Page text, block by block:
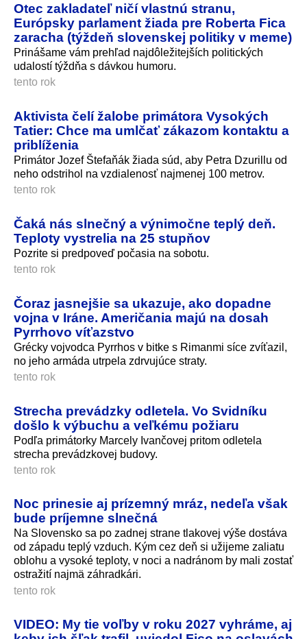
Otec zakladateľ ničí vlastnú stranu,
Európsky parlament žiada pre Roberta Fica
zaracha (týždeň slovenskej politiky v meme)
Prinášame vám prehľad najdôležitejších politických
udalostí týždňa s dávkou humoru.
tento rok
Aktivista čelí žalobe primátora Vysokých
Tatier: Chce ma umlčať zákazom kontaktu a
priblíženia
Primátor Jozef Štefaňák žiada súd, aby Petra Dzurillu od
neho odstrihol na vzdialenosť najmenej 100 metrov.
tento rok
Čaká nás slnečný a výnimočne teplý deň.
Teploty vystrelia na 25 stupňov
Pozrite si predpoveď počasia na sobotu.
tento rok
Čoraz jasnejšie sa ukazuje, ako dopadne
vojna v Iráne. Američania majú na dosah
Pyrrhovo víťazstvo
Grécky vojvodca Pyrrhos v bitke s Rimanmi síce zvíťazil,
no jeho armáda utrpela zdrvujúce straty.
tento rok
Strecha prevádzky odletela. Vo Svidníku
došlo k výbuchu a veľkému požiaru
Podľa primátorky Marcely Ivančovej pritom odletela
strecha prevádzkovej budovy.
tento rok
Noc prinesie aj prízemný mráz, nedeľa však
bude príjemne slnečná
Na Slovensko sa po zadnej strane tlakovej výše dostáva
od západu teplý vzduch. Kým cez deň si užijeme zaliatu
oblohu a vysoké teploty, v noci a nadránom by mali zostať
ostražití najmä záhradkári.
tento rok
VIDEO: My tie voľby v roku 2027 vyhráme, aj